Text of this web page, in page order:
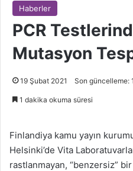
Haberler
PCR
Mutasyon
19 Şubat 2021 Son güncelleme:
1 dakika okuma süresi
Finlandiya kamu yayın
Helsinki’de Vita
rastlanmayan, “benzersiz”